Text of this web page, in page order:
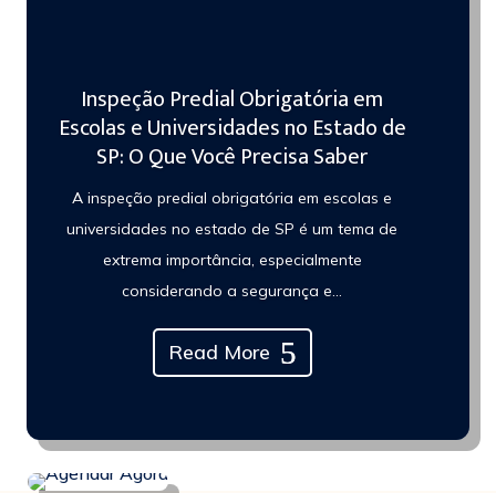
Inspeção Predial Obrigatória em
Escolas e Universidades no Estado de
SP: O Que Você Precisa Saber
A inspeção predial obrigatória em escolas e
universidades no estado de SP é um tema de
extrema importância, especialmente
considerando a segurança e…
Read More